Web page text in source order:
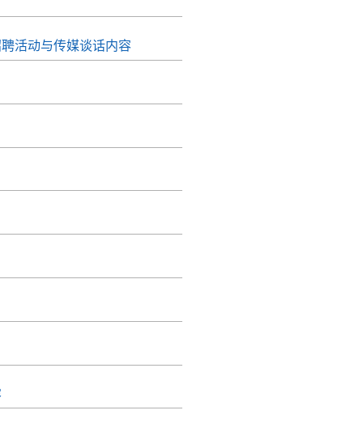
活动与传媒谈话内容